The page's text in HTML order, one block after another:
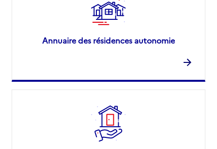
Annuaire des résidences autonomie